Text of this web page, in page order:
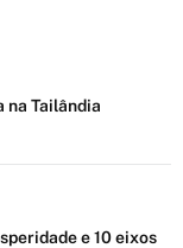
Tailândia
e 10 eixos